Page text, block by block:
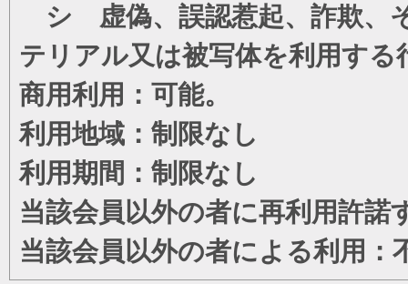
シ 虚偽、誤認惹起、詐欺、
テリアル又は被写体を利用する
商用利用：可能。
利用地域：制限なし
利用期間：制限なし
当該会員以外の者に再利用許諾
当該会員以外の者による利用：